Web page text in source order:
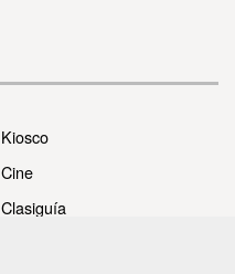
Kiosco
Cine
Clasiguía